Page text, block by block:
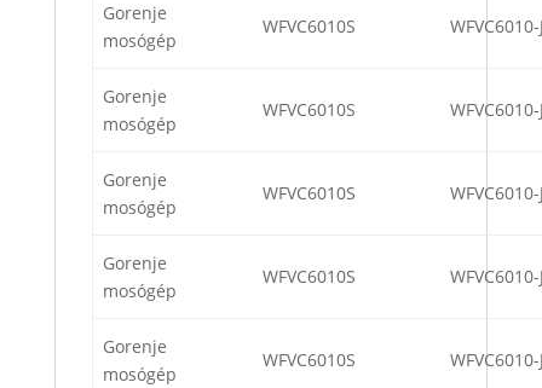
Gorenje
mosógép
WFVC6010S
Gorenje
mosógép
WFVC6010S
Gorenje
mosógép
WFVC6010S
Gorenje
mosógép
WFVC6010S
Gorenje
mosógép
WFVC6010S